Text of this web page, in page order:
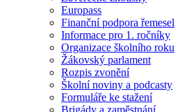
Europass
Finanční podpora řemesel
Informace pro 1. ročníky
Organizace školního roku
Žákovský parlament
Rozpis zvonění
Školní noviny a podcasty
Formuláře ke stažení
Brigády a zaměstnání